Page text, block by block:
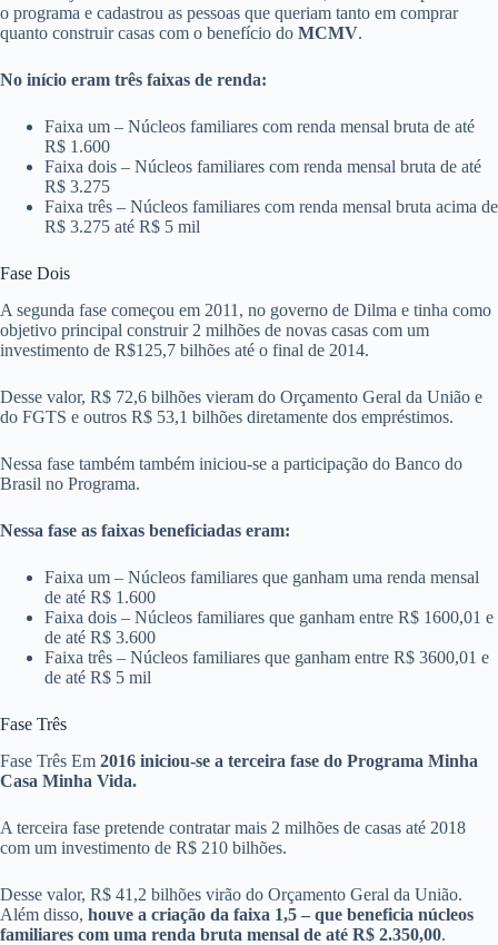
o programa e cadastrou as pessoas que queriam tanto em comprar
quanto construir casas com o benefício do MCMV.
No início eram três faixas de renda:
Faixa um – Núcleos familiares com renda mensal bruta de até
R$ 1.600
Faixa dois – Núcleos familiares com renda mensal bruta de até
R$ 3.275
Faixa três – Núcleos familiares com renda mensal bruta acima de
R$ 3.275 até R$ 5 mil
Fase Dois
A segunda fase começou em 2011, no governo de Dilma e tinha como
objetivo principal construir 2 milhões de novas casas com um
investimento de R$125,7 bilhões até o final de 2014.
Desse valor, R$ 72,6 bilhões vieram do Orçamento Geral da União e
do FGTS e outros R$ 53,1 bilhões diretamente dos empréstimos.
Nessa fase também também iniciou-se a participação do Banco do
Brasil no Programa.
Nessa fase as faixas beneficiadas eram:
Faixa um – Núcleos familiares que ganham uma renda mensal
de até R$ 1.600
Faixa dois – Núcleos familiares que ganham entre R$ 1600,01 e
de até R$ 3.600
Faixa três – Núcleos familiares que ganham entre R$ 3600,01 e
de até R$ 5 mil
Fase Três
Fase Três Em 2016 iniciou-se a terceira fase do Programa Minha
Casa Minha Vida.
A terceira fase pretende contratar mais 2 milhões de casas até 2018
com um investimento de R$ 210 bilhões.
Desse valor, R$ 41,2 bilhões virão do Orçamento Geral da União.
Além disso, houve a criação da faixa 1,5 – que beneficia núcleos
familiares com uma renda bruta mensal de até R$ 2.350,00.